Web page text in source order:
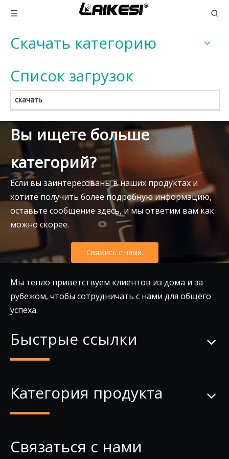
Скачать категорию
Список загрузок
скачать
Вы ищете больше
категорий?
Если вы заинтересованы в наших продуктах и
хотите получить более подробную информацию,
оставьте сообщение здесь, и мы ответим вам как
можно скорее.
Свяжись с нами.
Мы тепло приветствуем клиентов из дома и за
рубежом, чтобы сотрудничать с нами для общего
успеха.
Быстрые ссылки
Категория продукта
Связаться с нами